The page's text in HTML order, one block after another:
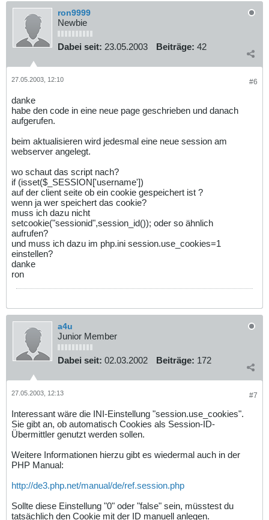
ron9999
Newbie
Dabei seit: 23.05.2003 Beiträge: 42
#6
27.05.2003, 12:10
danke
habe den code in eine neue page geschrieben und danach
aufgerufen.
beim aktualisieren wird jedesmal eine neue session am
webserver angelegt.
wo schaut das script nach?
if (isset($_SESSION['username'])
auf der client seite ob ein cookie gespeichert ist ?
wenn ja wer speichert das cookie?
muss ich dazu nicht
setcookie("sessionid",session_id()); oder so ähnlich
aufrufen?
und muss ich dazu im php.ini session.use_cookies=1
einstellen?
danke
ron
a4u
Junior Member
Dabei seit: 02.03.2002 Beiträge: 172
#7
27.05.2003, 12:13
Interessant wäre die INI-Einstellung "session.use_cookies".
Sie gibt an, ob automatisch Cookies als Session-ID-
Übermittler genutzt werden sollen.
Weitere Informationen hierzu gibt es wiedermal auch in der
PHP Manual:
http://de3.php.net/manual/de/ref.session.php
Sollte diese Einstellung "0" oder "false" sein, müsstest du
tatsächlich den Cookie mit der ID manuell anlegen.